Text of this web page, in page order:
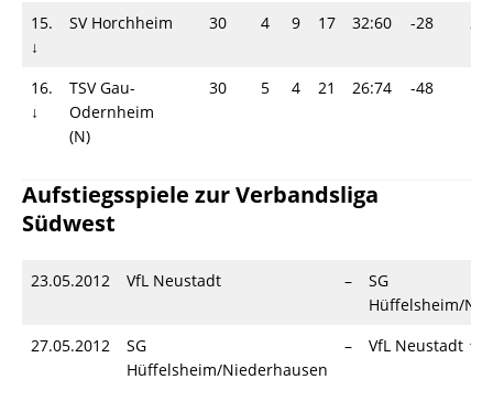
15.
↓
SV Horchheim 30 4 9 17 32:60 -28 21
16.
↓
TSV Gau-
Odernheim
(N)
30 5 4 21 26:74 -48
Aufstiegsspiele zur Verbandsliga
Südwest
23.05.2012 VfL Neustadt –
SG
Hüffelsheim/
27.05.2012
SG
Hüffelsheim/Niederhausen
– VfL Neustadt ↑